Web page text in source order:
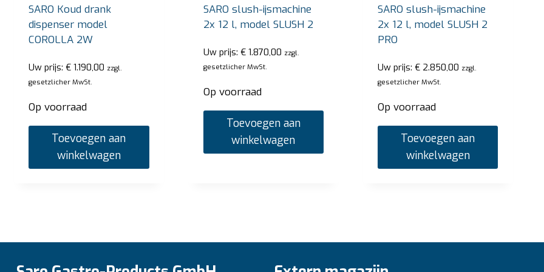
SARO Koud drank
dispenser model
COROLLA 2W
Uw prijs:€ 1.190,00 zzgl.
gesetzlicher MwSt.
Op voorraad
Toevoegen aan
winkelwagen
SARO slush-ijsmachine
2x 12 l, model SLUSH 2
Uw prijs: €1.870,00 zzgl.
gesetzlicher MwSt.
Op voorraad
Toevoegen aan
winkelwagen
SARO slush-ijsmachine
2x 12 l, model SLUSH 2
PRO
Uw prijs:€ 2.850,00 zzgl.
gesetzlicher MwSt.
Op voorraad
Toevoegen aan
winkelwagen